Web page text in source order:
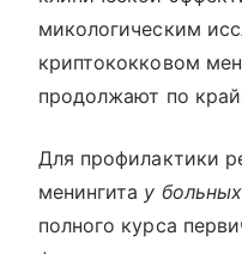
микологическим
криптококковом
продолжают по
Для профилактики
менингита у
полного курса